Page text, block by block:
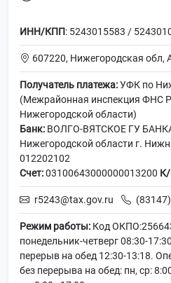
ИНН/КПП: 5243015583 /
607220, Нижегородская обл,
Получатель платежа:УФК по
(Межрайонная инспекция ФНС
Нижегородской области)
Банк: ВОЛГО-ВЯТСКОЕ ГУ
Нижегородской области г.
012202102
Счет:03100643000000013200
r5243@tax.gov.ru
Режим работы: Код
понедельник-четверг 08:30-
перерыв на обед 12:30-13:18.
без перерыва на обед: пн, ср: